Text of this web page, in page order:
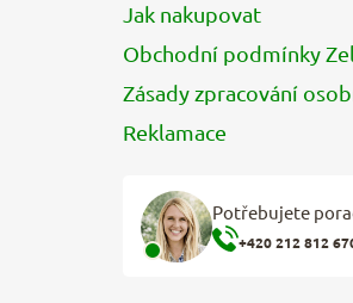
Jak nakupovat
Obchodní podmínky
Zásady zpracování
Reklamace
Potřebujete
+420 212 812